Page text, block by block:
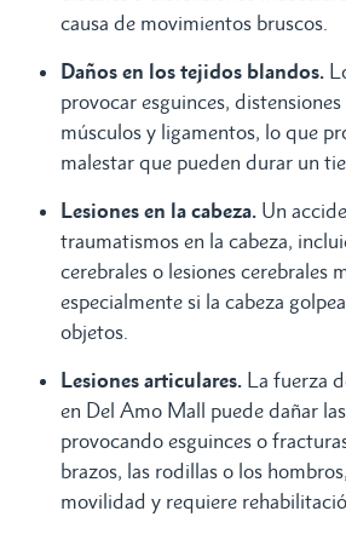
causa de movimientos bruscos.
Daños en los tejidos blandos.
provocar esguinces,
músculos y ligamentos, lo que
malestar que pueden durar un
Lesiones en la cabeza. Un
traumatismos en la cabeza,
cerebrales o lesiones cerebrales
especialmente si la cabeza
objetos.
Lesiones articulares. La fuerza
en Del Amo Mall puede dañar
provocando esguinces o
brazos, las rodillas o los
movilidad y requiere